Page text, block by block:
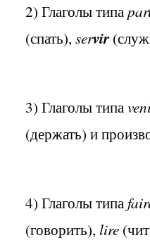
2) Глаголы типаpar
(спать), servir
3) Глаголы типа
(держать) и
4) Глаголы типа
(говорить), lire